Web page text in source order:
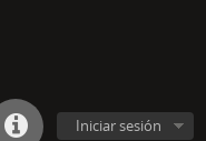
Iniciar sesión